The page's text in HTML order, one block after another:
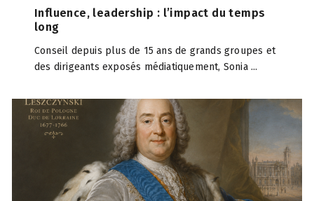
Influence, leadership : l’impact du temps
long
Conseil depuis plus de 15 ans de grands groupes et
des dirigeants exposés médiatiquement, Sonia ...